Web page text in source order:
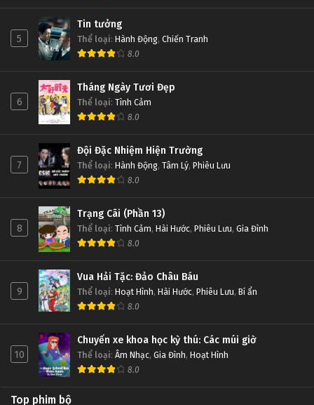
5
Tin tưởng
Thể loại: Hành Động, Chiến Tranh
8.0
6
Tháng Ngày Tươi Đẹp
Thể loại: Tình Cảm
8.0
7
Đội Đặc Nhiệm Hiện Trường
Thể loại: Hành Động, Tâm Lý, Phiêu Lưu
8.0
8
Trạng Cãi (Phần 13)
Thể loại: Tình Cảm, Hài Hước, Phiêu Lưu, Gia Đình
8.0
9
Vua Hải Tặc: Đảo Châu Báu
Thể loại: Hoạt Hình, Hài Hước, Phiêu Lưu, Bí ẩn
8.0
10
Chuyến xe khoa học kỳ thú: Các múi giờ
Thể loại: Âm Nhạc, Gia Đình, Hoạt Hình
8.0
Top phim bộ